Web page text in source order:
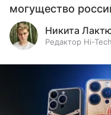
могущество
Никита
Редактор Hi-